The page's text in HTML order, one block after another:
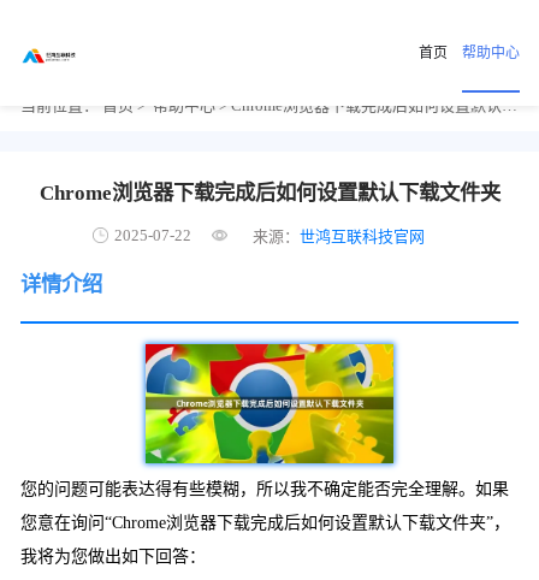
首页 帮助中心
当前位置： 首页 > 帮助中心 > Chrome浏览器下载完成后如何设置默认下载文件夹
Chrome浏览器下载完成后如何设置默认下载文件夹
2025-07-22 来源：世鸿互联科技官网
详情介绍
您的问题可能表达得有些模糊，所以我不确定能否完全理解。如果
您意在询问“Chrome浏览器下载完成后如何设置默认下载文件夹”，
我将为您做出如下回答：